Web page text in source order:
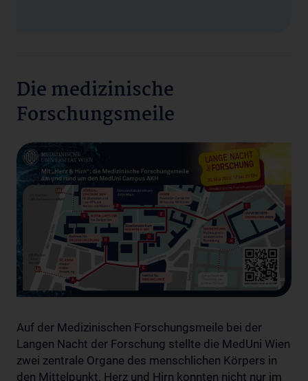
Die medizinische
Forschungsmeile
Auf der Medizinischen Forschungsmeile bei der
Langen Nacht der Forschung stellte die MedUni Wien
zwei zentrale Organe des menschlichen Körpers in
den Mittelpunkt. Herz und Hirn konnten nicht nur im